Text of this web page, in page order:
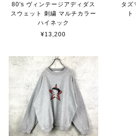
80's ヴィンテージアディダス
スウェット 刺繍 マルチカラー
ハイネック
¥13,200
タズ